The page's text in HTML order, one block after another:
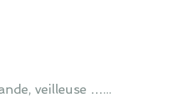
veilleuse …...